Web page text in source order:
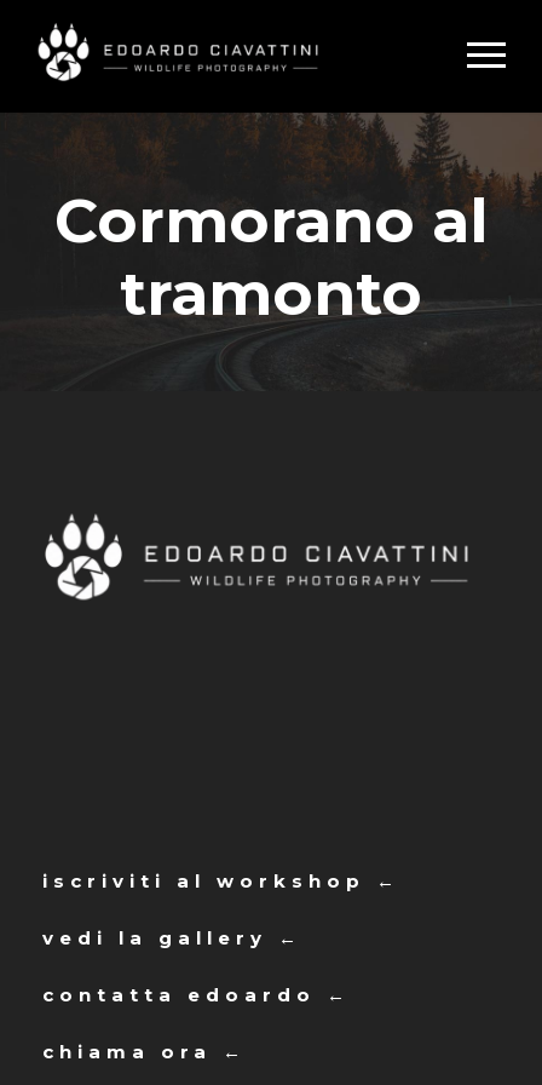
Cormorano al
tramonto
iscriviti al workshop ←
vedi la gallery ←
contatta edoardo ←
chiama ora ←